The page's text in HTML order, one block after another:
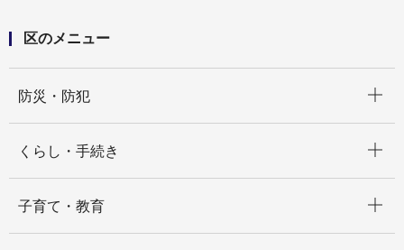
区のメニュー
防災・防犯
くらし・手続き
子育て・教育